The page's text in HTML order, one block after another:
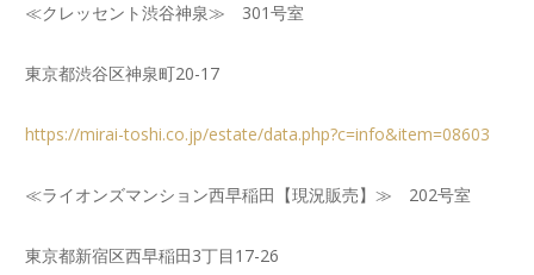
≪クレッセント渋谷神泉≫ 301号室
東京都渋谷区神泉町20-17
https://mirai-toshi.co.jp/estate/data.php?c=info&item=08603
≪ライオンズマンション西早稲田【現況販売】≫ 202号室
東京都新宿区西早稲田3丁目17-26